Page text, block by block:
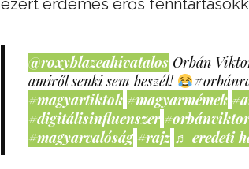
ezért érdemes erős
@roxyblazeahivatalos Orbán
amiről senki sem beszél!
#magyartiktok #magyarmémek
#digitálisinfluenszer #orbánviktor
#magyarvalóság #rajz ♬ eredeti